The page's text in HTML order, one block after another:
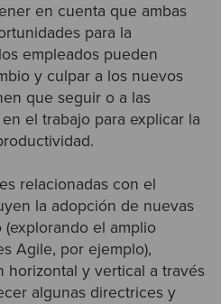
en cuenta que ambas
para la
empleados pueden
y culpar a los nuevos
que seguir o a las
el trabajo para explicar la
relacionadas con el
la adopción de nuevas
el amplio
Agile, por ejemplo),
horizontal y vertical a través
algunas directrices y